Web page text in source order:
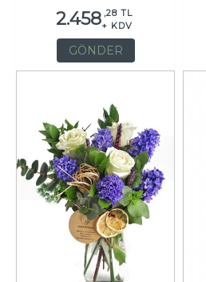
2.458 ,28 TL
+ KDV
GÖNDER